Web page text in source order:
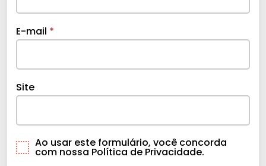
E-mail *
Site
Ao usar este formulário, você concorda
com nossa Política de Privacidade.